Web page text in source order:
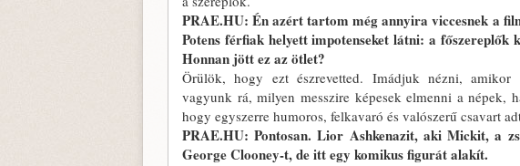
PRAE.HU: Én azért tartom még annyira viccesnek a
Potens férfiak helyett impotenseket látni: a főszereplők
Honnan jött ez az ötlet?
Örülök, hogy ezt észrevetted. Imádjuk nézni, amikor
vagyunk rá, milyen messzire képesek elmenni a népek,
hogy egyszerre humoros, felkavaró és valószerű csavart
PRAE.HU: Pontosan. Lior Ashkenazit, aki Mickit, a
George Clooney-t, de itt egy komikus figurát alakít.